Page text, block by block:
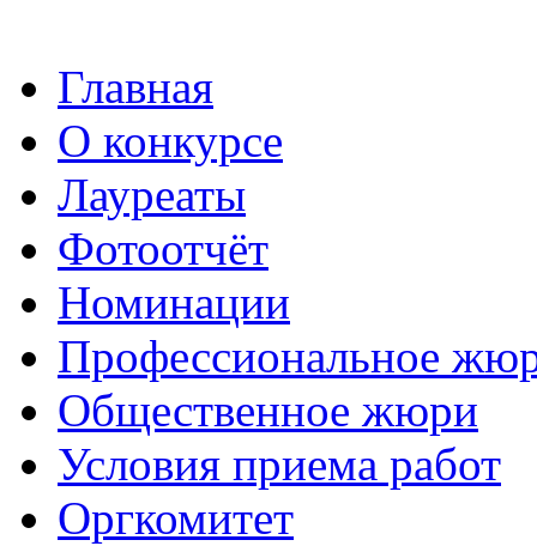
Главная
О конкурсе
Лауреаты
Фотоотчёт
Номинации
Профессиональное
Общественное жюри
Условия приема работ
Оргкомитет